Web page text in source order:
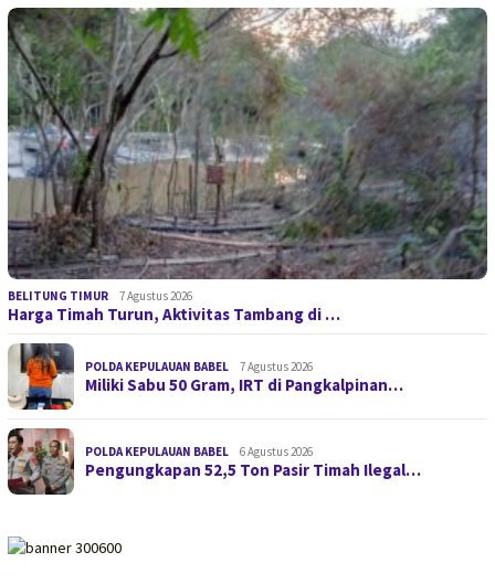
BELITUNG TIMUR 7 Agustus 2026
Harga Timah Turun, Aktivitas Tambang di …
POLDA KEPULAUAN BABEL 7 Agustus 2026
Miliki Sabu 50 Gram, IRT di Pangkalpinan…
POLDA KEPULAUAN BABEL 6 Agustus 2026
Pengungkapan 52,5 Ton Pasir Timah Ilegal…